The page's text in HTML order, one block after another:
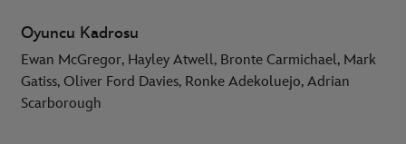
Oyuncu Kadrosu
Ewan McGregor, Hayley Atwell, Bronte Carmichael, Mark
Gatiss, Oliver Ford Davies, Ronke Adekoluejo, Adrian
Scarborough